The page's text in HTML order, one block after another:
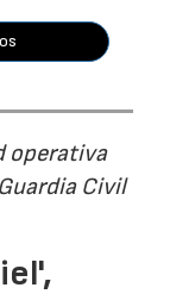
operativa
Civil